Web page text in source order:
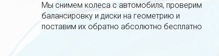
Мы снимем колеса с автомобиля, проверим
балансировку и диски на геометрию и
поставим их обратно абсолютно бесплатно